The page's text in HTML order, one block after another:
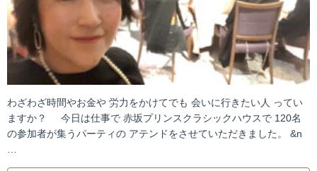
わざわざ時間やお金や 労力をかけてでも 会いに行きたい人 ってい
ますか？ 今日は仕事で 赤坂プリンスクラシックハウスで 120名
の参加者が集うパーティの アテンドをさせていただきました。 &n